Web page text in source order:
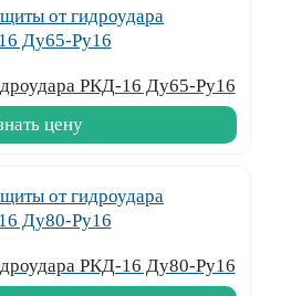
РКД-16 Ду65-Ру16
цену
РКД-16 Ду80-Ру16